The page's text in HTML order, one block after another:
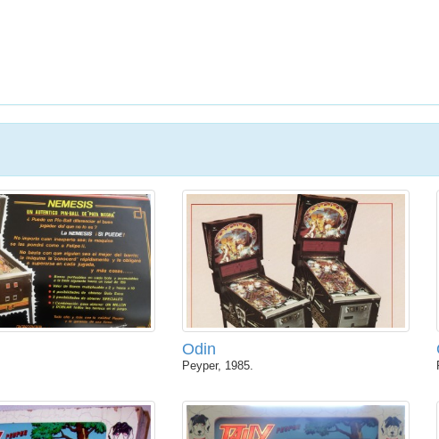
Odin
Peyper, 1985.